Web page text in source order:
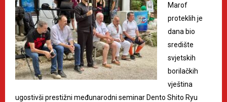
Marof
proteklih je
dana bio
središte
svjetskih
borilačkih
vještina
ugostivši prestižni međunarodni seminar Dento Shito Ryu